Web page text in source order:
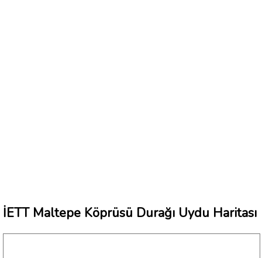
İETT Maltepe Köprüsü Durağı Uydu Haritası